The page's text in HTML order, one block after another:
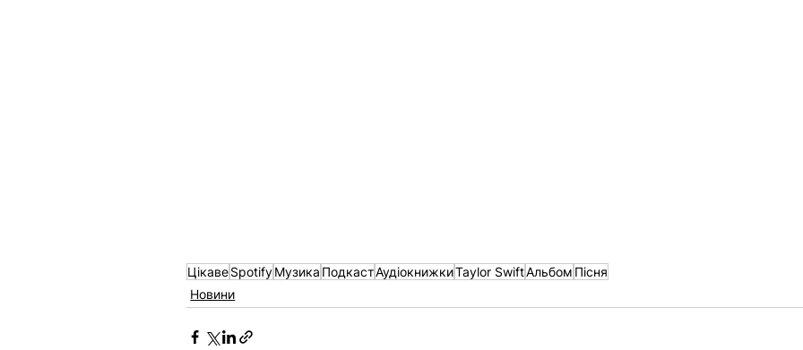
ЦікавеSpotifyМузика ПодкастАудіокнижкиTaylor SwiftАльбом Пісня
Новини